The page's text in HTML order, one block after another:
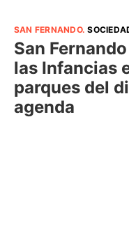
SAN FERNANDO.
San
las Infancias
parques del
agenda